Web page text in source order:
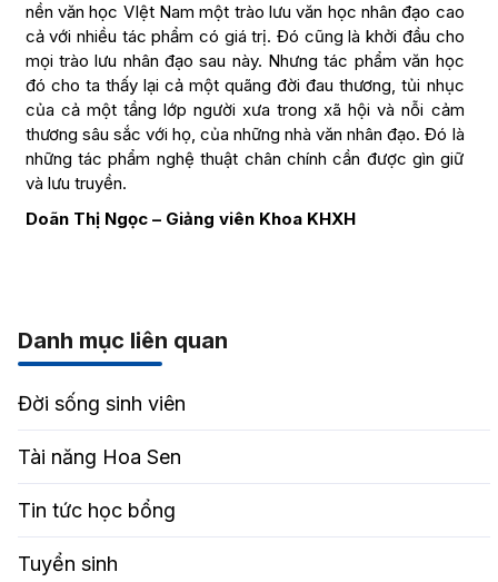
nền văn học VIệt Nam một trào lưu văn học nhân đạo cao
cả với nhiều tác phẩm có giá trị. Đó cũng là khởi đầu cho
mọi trào lưu nhân đạo sau này. Nhưng tác phẩm văn học
đó cho ta thấy lại cả một quãng đời đau thương, tủi nhục
của cả một tầng lớp người xưa trong xã hội và nỗi cảm
thương sâu sắc với họ, của những nhà văn nhân đạo. Đó là
những tác phẩm nghệ thuật chân chính cần được gìn giữ
và lưu truyền.
Doãn Thị Ngọc – Giảng viên Khoa KHXH
Danh mục liên quan
Đời sống sinh viên
Tài năng Hoa Sen
Tin tức học bổng
Tuyển sinh